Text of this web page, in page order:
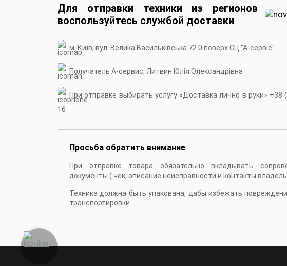
Для отправки техники из регионов
воспользуйтесь службой доставки
м. Київ, вул. Велика Васильківська 72 0 поверх СЦ "А-сервiс"
Получатель А-сервис, Литвин Юлія Олександрівна
При отправке выбирать услугу «Доставка лично в руки» +38
16
Просьба обратить внимание
При отправке товара обязательно вкладывать
документы ( чек, описание неисправности и контакты
Техника должна быть упакована, дабы избежать
транспортировки.